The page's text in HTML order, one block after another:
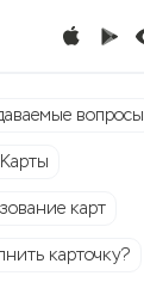
вопросы
Карты
карт
карточку?